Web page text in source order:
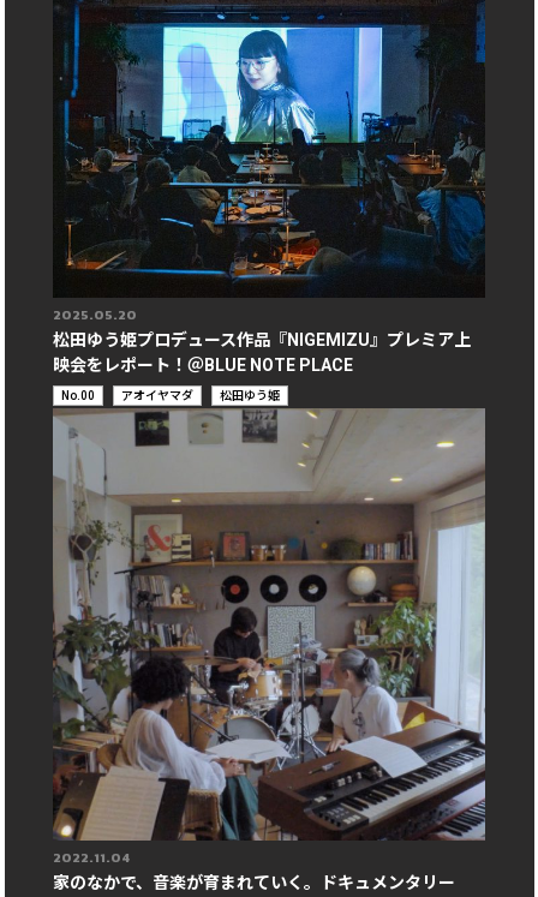
2025.05.20
松田ゆう姫プロデュース作品『NIGEMIZU』プレミア上
映会をレポート！＠BLUE NOTE PLACE
カ
テ
リ
No.00 アオイヤマダ 松田ゆう姫
2022.11.04
家のなかで、音楽が育まれていく。ドキュメンタリー